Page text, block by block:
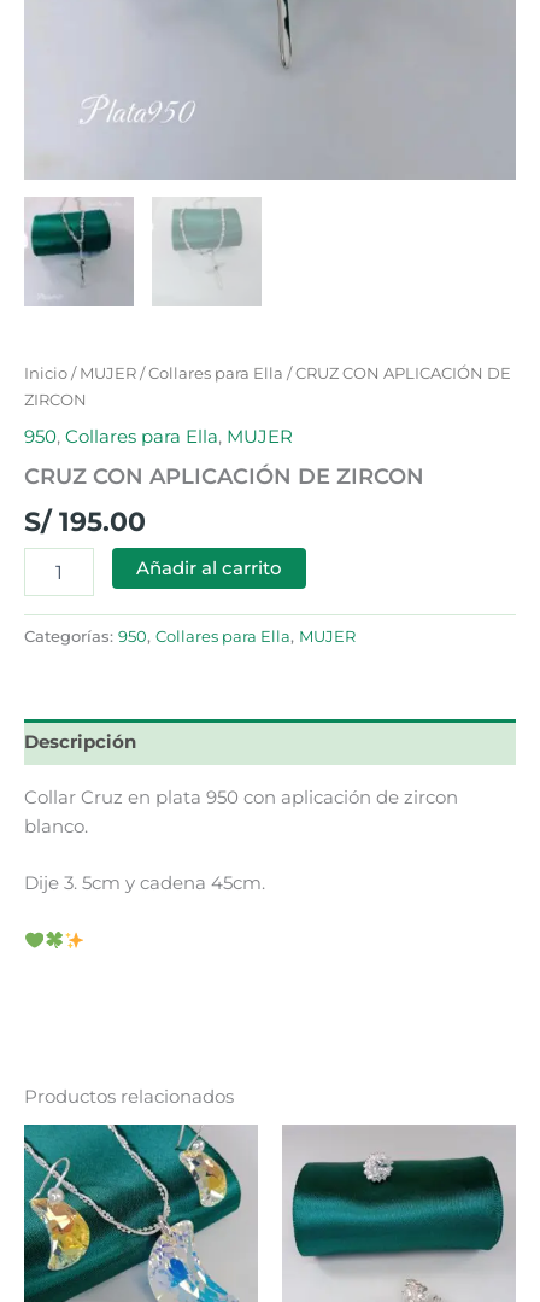
Inicio/MUJER/Collares para Ella / CRUZ CON APLICACIÓN DE
ZIRCON
950, Collares para Ella, MUJER
CRUZ CON APLICACIÓN DE ZIRCON
S/195.00
Añadir al carrito
Categorías: 950, Collares para Ella, MUJER
Descripción
Collar Cruz en plata 950 con aplicación de zircon
blanco.
Dije 3. 5cm y cadena 45cm.
Productos relacionados